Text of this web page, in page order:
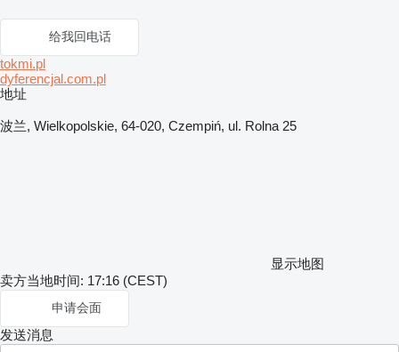
给我回电话
tokmi.pl
dyferencjal.com.pl
地址
波兰, Wielkopolskie, 64-020, Czempiń, ul. Rolna 25
显示地图
卖方当地时间: 17:16 (CEST)
申请会面
发送消息